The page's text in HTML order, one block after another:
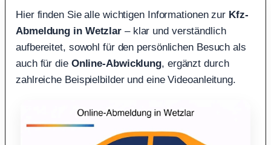
Hier finden Sie alle wichtigen Informationen zur Kfz-
Abmeldung in Wetzlar – klar und verständlich
aufbereitet, sowohl für den persönlichen Besuch als
auch für die Online-Abwicklung, ergänzt durch
zahlreiche Beispielbilder und eine Videoanleitung.